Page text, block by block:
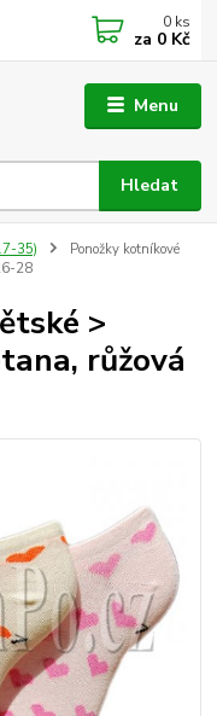
Menu
Hledat
0 ks
za 0 Kč
35)
Ponožky kotníkové
28
>
růžová